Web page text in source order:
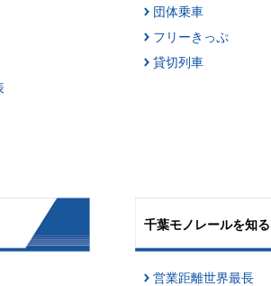
団体乗車
フリーきっぷ
貸切列車
千葉モノレールを知る
営業距離世界最長